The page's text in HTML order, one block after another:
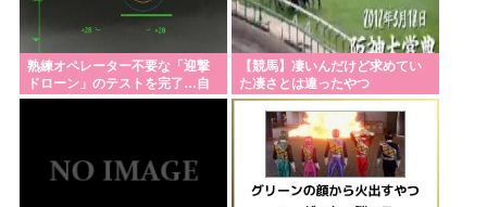
熟練オペレーター不要な「迎撃
ドローン」のテストを完了…自
らが目標を追尾する映像公開！
【競馬】凄いんだけど求めてい
た凄さとは違ったやつ